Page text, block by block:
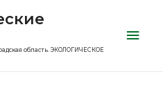
область. ЭКОЛОГИЧЕСКОЕ